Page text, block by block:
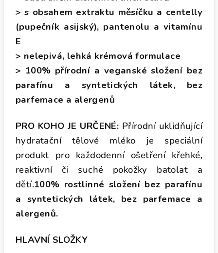
> s obsahem extraktu měsíčku a centelly
(pupečník asijský), pantenolu a vitamínu
E
> nelepivá, lehká krémová formulace
> 100% přírodní a veganské složení bez
parafínu a syntetických látek, bez
parfemace a alergenů
PRO KOHO JE URČENÉ: Přírodní uklidňující
hydratační tělové mléko je speciální
produkt pro každodenní ošetření křehké,
reaktivní či suché pokožky batolat a
dětí.100% rostlinné složení bez parafínu
a syntetických látek, bez parfemace a
alergenů.
HLAVNÍ SLOŽKY